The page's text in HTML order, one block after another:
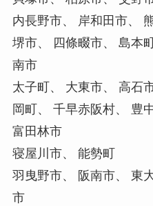
内長野市、 岸和田市、
堺市、 四條畷市、 島本
南市
太子町、 大東市、 高石
岡町、 千早赤阪村、 豊
富田林市
寝屋川市、 能勢町
羽曳野市、 阪南市、 東
市